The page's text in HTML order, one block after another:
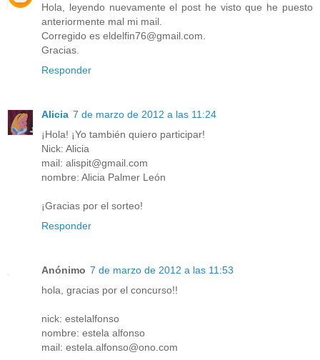
Hola, leyendo nuevamente el post he visto que he puesto
anteriormente mal mi mail.
Corregido es eldelfin76@gmail.com.
Gracias.
Responder
Alicia 7 de marzo de 2012 a las 11:24
¡Hola! ¡Yo también quiero participar!
Nick: Alicia
mail: alispit@gmail.com
nombre: Alicia Palmer León
¡Gracias por el sorteo!
Responder
Anónimo 7 de marzo de 2012 a las 11:53
hola, gracias por el concurso!!
nick: estelalfonso
nombre: estela alfonso
mail: estela.alfonso@ono.com